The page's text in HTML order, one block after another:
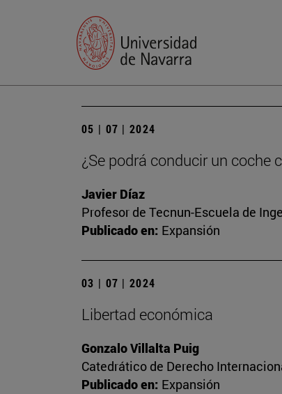
05 | 07 | 2024
¿Se podrá conducir un coche
Javier Díaz
Profesor de Tecnun-Escuela de
Publicado en: Expansión
03 | 07 | 2024
Libertad económica
Gonzalo Villalta Puig
Catedrático de Derecho
Publicado en: Expansión